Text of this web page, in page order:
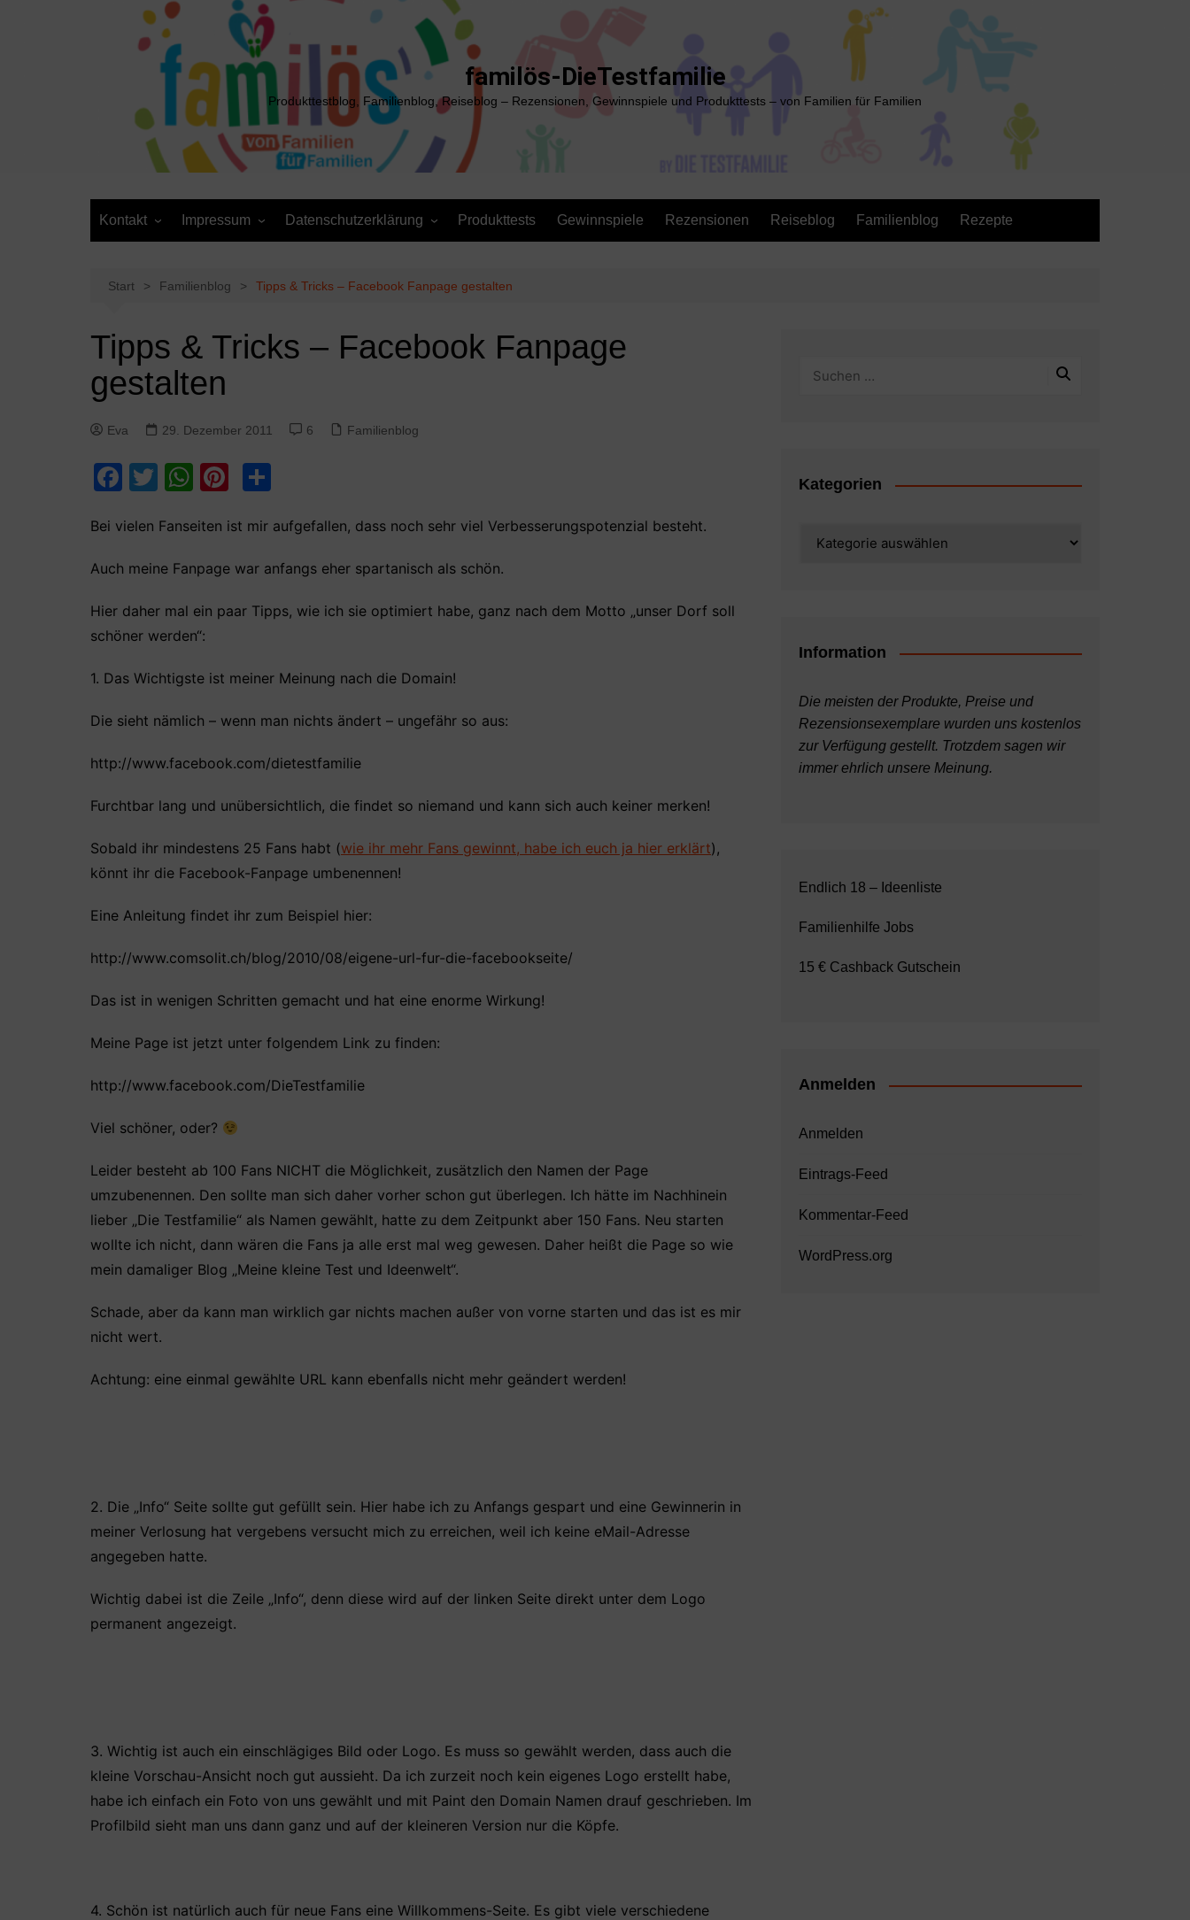
familös-DieTestfamilie
Produkttestblog, Familienblog, Reiseblog – Rezensionen, Gewinnspiele und Produkttests – von Familien für Familien
Kontakt Impressum Datenschutzerklärung Produkttests Gewinnspiele Rezensionen Reiseblog Familienblog Rezepte
Start Familienblog Tipps & Tricks – Facebook Fanpage gestalten
Tipps & Tricks – Facebook Fanpage
gestalten
Eva 29. Dezember 2011 6 Familienblog
F
c
e
o
o
k
T
itt
er
W
at
s
p
p
Pi
er
e
le
n
Bei vielen Fanseiten ist mir aufgefallen, dass noch sehr viel Verbesserungspotenzial besteht.
Auch meine Fanpage war anfangs eher spartanisch als schön.
Hier daher mal ein paar Tipps, wie ich sie optimiert habe, ganz nach dem Motto „unser Dorf soll
schöner werden“:
1. Das Wichtigste ist meiner Meinung nach die Domain!
Die sieht nämlich – wenn man nichts ändert – ungefähr so aus:
http://www.facebook.com/dietestfamilie
Furchtbar lang und unübersichtlich, die findet so niemand und kann sich auch keiner merken!
Sobald ihr mindestens 25 Fans habt (wie ihr mehr Fans gewinnt, habe ich euch ja hier erklärt),
könnt ihr die Facebook-Fanpage umbenennen!
Eine Anleitung findet ihr zum Beispiel hier:
http://www.comsolit.ch/blog/2010/08/eigene-url-fur-die-facebookseite/
Das ist in wenigen Schritten gemacht und hat eine enorme Wirkung!
Meine Page ist jetzt unter folgendem Link zu finden:
http://www.facebook.com/DieTestfamilie
Viel schöner, oder?
Leider besteht ab 100 Fans NICHT die Möglichkeit, zusätzlich den Namen der Page
umzubenennen. Den sollte man sich daher vorher schon gut überlegen. Ich hätte im Nachhinein
lieber „Die Testfamilie“ als Namen gewählt, hatte zu dem Zeitpunkt aber 150 Fans. Neu starten
wollte ich nicht, dann wären die Fans ja alle erst mal weg gewesen. Daher heißt die Page so wie
mein damaliger Blog „Meine kleine Test und Ideenwelt“.
Schade, aber da kann man wirklich gar nichts machen außer von vorne starten und das ist es mir
nicht wert.
Achtung: eine einmal gewählte URL kann ebenfalls nicht mehr geändert werden!
2. Die „Info“ Seite sollte gut gefüllt sein. Hier habe ich zu Anfangs gespart und eine Gewinnerin in
meiner Verlosung hat vergebens versucht mich zu erreichen, weil ich keine eMail-Adresse
angegeben hatte.
Wichtig dabei ist die Zeile „Info“, denn diese wird auf der linken Seite direkt unter dem Logo
permanent angezeigt.
3. Wichtig ist auch ein einschlägiges Bild oder Logo. Es muss so gewählt werden, dass auch die
kleine Vorschau-Ansicht noch gut aussieht. Da ich zurzeit noch kein eigenes Logo erstellt habe,
habe ich einfach ein Foto von uns gewählt und mit Paint den Domain Namen drauf geschrieben. Im
Profilbild sieht man uns dann ganz und auf der kleineren Version nur die Köpfe.
4. Schön ist natürlich auch für neue Fans eine Willkommens-Seite. Es gibt viele verschiedene
Kategorien
Information
Die meisten der Produkte, Preise und
Rezensionsexemplare wurden uns kostenlos
zur Verfügung gestellt. Trotzdem sagen wir
immer ehrlich unsere Meinung.
Endlich 18 – Ideenliste
Familienhilfe Jobs
15 € Cashback Gutschein
Anmelden
Anmelden
Eintrags-Feed
Kommentar-Feed
WordPress.org